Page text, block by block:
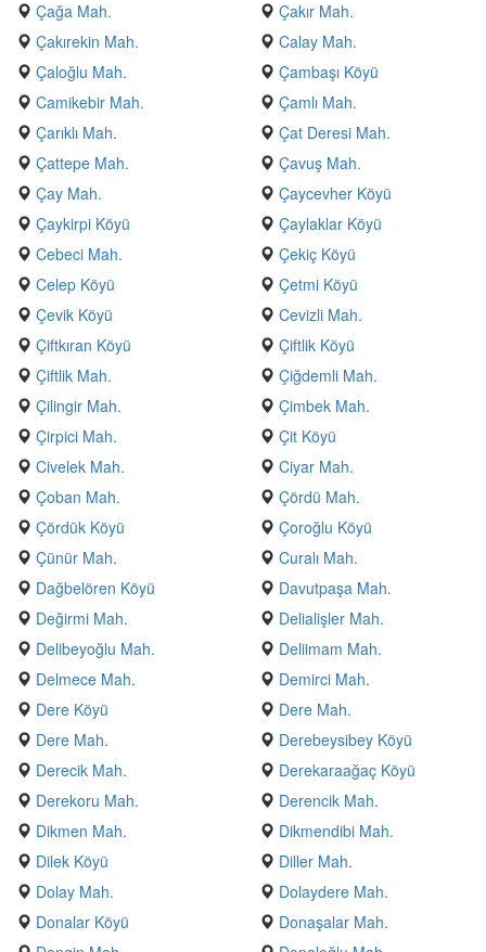
Çağa Mah.
Çakır Mah.
Çakırekin Mah.
Calay Mah.
Çaloğlu Mah.
Çambaşı Köyü
Camikebir Mah.
Çamlı Mah.
Çarıklı Mah.
Çat Deresi Mah.
Çattepe Mah.
Çavuş Mah.
Çay Mah.
Çaycevher Köyü
Çaykirpi Köyü
Çaylaklar Köyü
Cebeci Mah.
Çekiç Köyü
Celep Köyü
Çetmi Köyü
Çevik Köyü
Cevizli Mah.
Çiftkıran Köyü
Çiftlik Köyü
Çiftlik Mah.
Çiğdemli Mah.
Çilingir Mah.
Çimbek Mah.
Çirpici Mah.
Çit Köyü
Civelek Mah.
Ciyar Mah.
Çoban Mah.
Çördü Mah.
Çördük Köyü
Çoroğlu Köyü
Çünür Mah.
Curalı Mah.
Dağbelören Köyü
Davutpaşa Mah.
Değirmi Mah.
Delialişler Mah.
Delibeyoğlu Mah.
Deliimam Mah.
Delmece Mah.
Demirci Mah.
Dere Köyü
Dere Mah.
Dere Mah.
Derebeysibey Köyü
Derecik Mah.
Derekaraağaç Köyü
Derekoru Mah.
Derencik Mah.
Dikmen Mah.
Dikmendibi Mah.
Dilek Köyü
Diller Mah.
Dolay Mah.
Dolaydere Mah.
Donalar Köyü
Donaşalar Mah.